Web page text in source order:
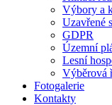
Výbory a
Uzavřené
GDPR
Územní
Lesní
Výběrová
Fotogalerie
Kontakty